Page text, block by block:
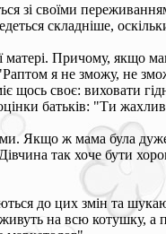
зі своїми
складніше,
матері. Причому, якщо
"Раптом я не зможу, не
своє: виховати
батьків: "Ти
Якщо ж мама була
так хоче бути
до цих змін та
на всю котушку, а